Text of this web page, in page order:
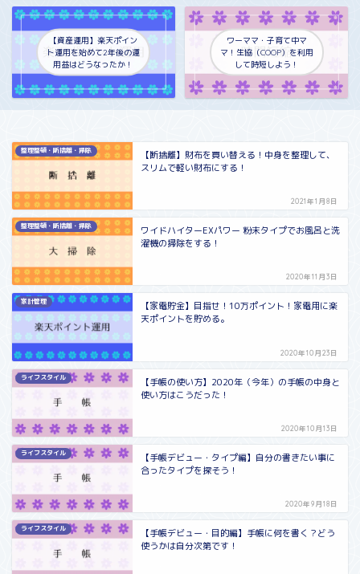
【資産運用】楽天ポイン
ト運用を始めて2年後の運
用益はどうなったか！
ワーママ・子育て中マ
マ！生協（COOP）を利用
して時短しよう！
整理整頓・断捨離・掃除
【断捨離】財布を買い替える！中身を整理して、
スリムで軽い財布にする！
2021年1月8日
整理整頓・断捨離・掃除
ワイドハイターEXパワー 粉末タイプでお風呂と洗
濯機の掃除をする！
2020年11月3日
家計管理
【家電貯金】目指せ！10万ポイント！家電用に楽
天ポイントを貯める。
2020年10月23日
ライフスタイル
【手帳の使い方】2020年（今年）の手帳の中身と
使い方はこうだった！
2020年10月13日
ライフスタイル
【手帳デビュー・タイプ編】自分の書きたい事に
合ったタイプを探そう！
2020年9月18日
ライフスタイル
【手帳デビュー・目的編】手帳に何を書く？どう
使うかは自分次第です！